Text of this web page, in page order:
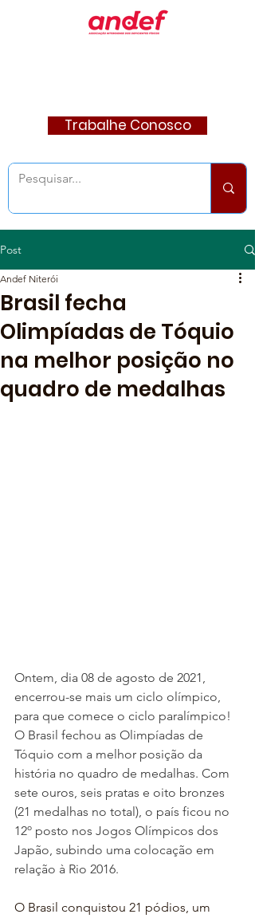
Trabalhe Conosco
Post
Brasil fecha
Olimpíadas de Tóquio
na melhor posição no
quadro de medalhas
Andef Niterói
Ontem, dia 08 de agosto de 2021,
encerrou-se mais um ciclo olímpico,
para que comece o ciclo paralímpico!
O Brasil fechou as Olimpíadas de
Tóquio com a melhor posição da
história no quadro de medalhas. Com
sete ouros, seis pratas e oito bronzes
(21 medalhas no total), o país ficou no
12º posto nos Jogos Olímpicos dos
Japão, subindo uma colocação em
relação à Rio 2016.
O Brasil conquistou 21 pódios, um